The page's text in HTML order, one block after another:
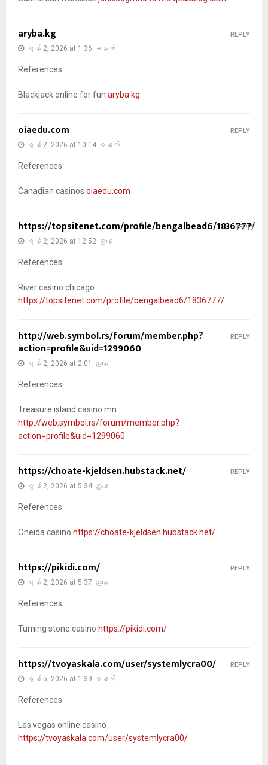
aryba.kg
ဇွန် 2, 2026 at 1:36 မနက်
References:
Blackjack online for fun aryba.kg
REPLY
oiaedu.com
ဇွန် 2, 2026 at 10:14 မနက်
References:
Canadian casinos oiaedu.com
REPLY
https://topsitenet.com/profile/bengalbead6/1836777/
ဇွန် 2, 2026 at 12:52 ညနေ
References:
River casino chicago
https://topsitenet.com/profile/bengalbead6/1836777/
REPLY
http://web.symbol.rs/forum/member.php?
action=profile&uid=1299060
ဇွန် 2, 2026 at 2:01 ညနေ
References:
Treasure island casino mn
http://web.symbol.rs/forum/member.php?
action=profile&uid=1299060
REPLY
https://choate-kjeldsen.hubstack.net/
ဇွန် 2, 2026 at 5:34 ညနေ
References:
Oneida casino https://choate-kjeldsen.hubstack.net/
REPLY
https://pikidi.com/
ဇွန် 2, 2026 at 5:37 ညနေ
References:
Turning stone casino https://pikidi.com/
REPLY
https://tvoyaskala.com/user/systemlycra00/
ဇွန် 5, 2026 at 1:39 မနက်
References:
Las vegas online casino
https://tvoyaskala.com/user/systemlycra00/
REPLY